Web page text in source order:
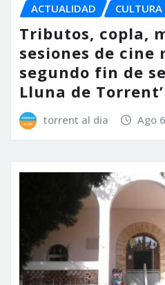
ACTUALIDAD CULTURA
Tributos, copla,
sesiones de cine
segundo fin de
Lluna de Torrent’
torrent al dia Ago